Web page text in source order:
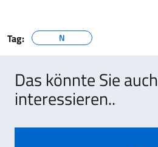
Tag: N
Das könnte Sie auch
interessieren..